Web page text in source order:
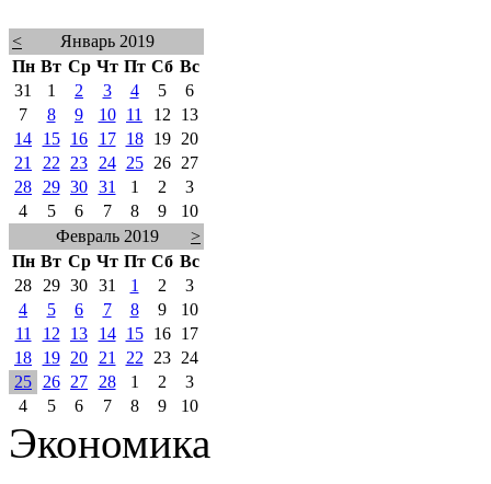
<
Январь 2019
Пн Вт Ср Чт Пт Сб Вс
31
1 2 3 4 5
6
7
8 9 10 11 12
13
14
15 16 17 18 19
20
21
22 23 24 25 26
27
28
29 30 31 1 2
3
4
5 6 7 8 9
10
Февраль 2019
>
Пн Вт Ср Чт Пт Сб Вс
28
29 30 31 1 2
3
4
5 6 7 8 9
10
11
12 13 14 15 16
17
18
19 20 21 22 23
24
25
26 27 28 1 2
3
4
5 6 7 8 9 10
Экономика